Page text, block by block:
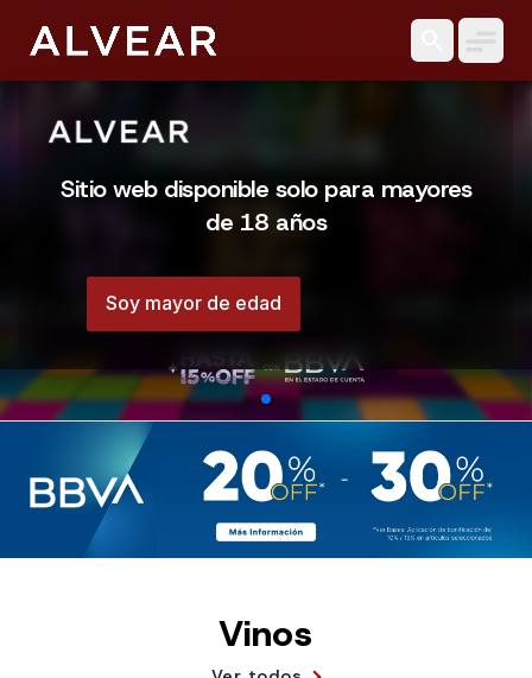
Sitio web disponible solo para mayores
de 18 años
Soy mayor de edad
Vinos